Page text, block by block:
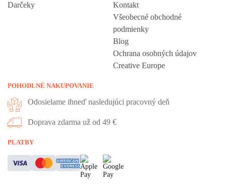
Darčeky
Kontakt
Všeobecné obchodné
podmienky
Blog
Ochrana osobných údajov
Creative Europe
POHODLNÉ NAKUPOVANIE
Odosielame ihneď nasledujúci pracovný deň
Doprava zdarma už od 49 €
PLATBY
Vážime si vaše súkromie
Táto stránka používa cookies, aby vám ponúkla skvelý zážitok z
prehliadania. Všetky dôležité informácie nájdete na stránke Cookies.